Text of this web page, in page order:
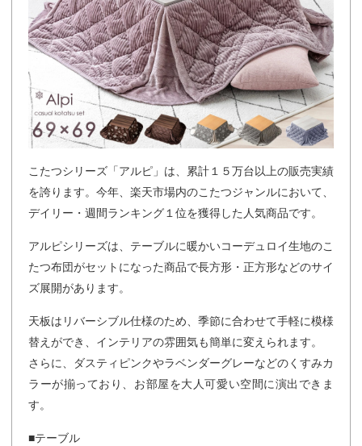
こたつシリーズ「アルピ」は、累計１５万台以上の販売実績
を誇ります。今年、楽天市場内のこたつジャンルにおいて、
デイリー・週間ランキング１位を獲得した人気商品です。
アルピシリーズは、テーブルに暖かいコーデュロイ生地のこ
たつ布団がセットになった商品で長方形・正方形などのサイ
ズ展開があります。
天板はリバーシブル仕様のため、季節に合わせて手軽に模様
替えができ、インテリアの雰囲気も簡単に変えられます。
さらに、ダスティピンクやラベンダーグレーなどのくすみカ
ラーが揃っており、お部屋を大人可愛い空間に演出できま
す。
■テーブル